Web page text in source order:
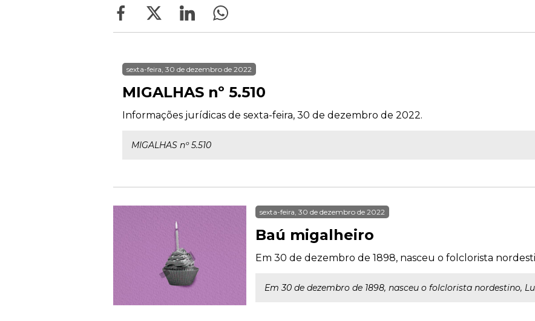
sexta-feira, 30 de dezembro de 2022
MIGALHAS nº 5.510
Informações jurídicas de sexta-feira, 30 de dezembro de 2022.
MIGALHAS nº 5.510
sexta-feira, 30 de dezembro de 2022
Baú migalheiro
Em 30 de dezembro de 1898, nasceu o folclorista
Em 30 de dezembro de 1898, nasceu o folclorista nordestino,